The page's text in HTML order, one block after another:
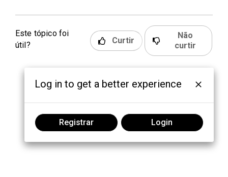
Este tópico foi
útil?
Curtir
Não
curtir
Log in to get a better experience
Registrar Login